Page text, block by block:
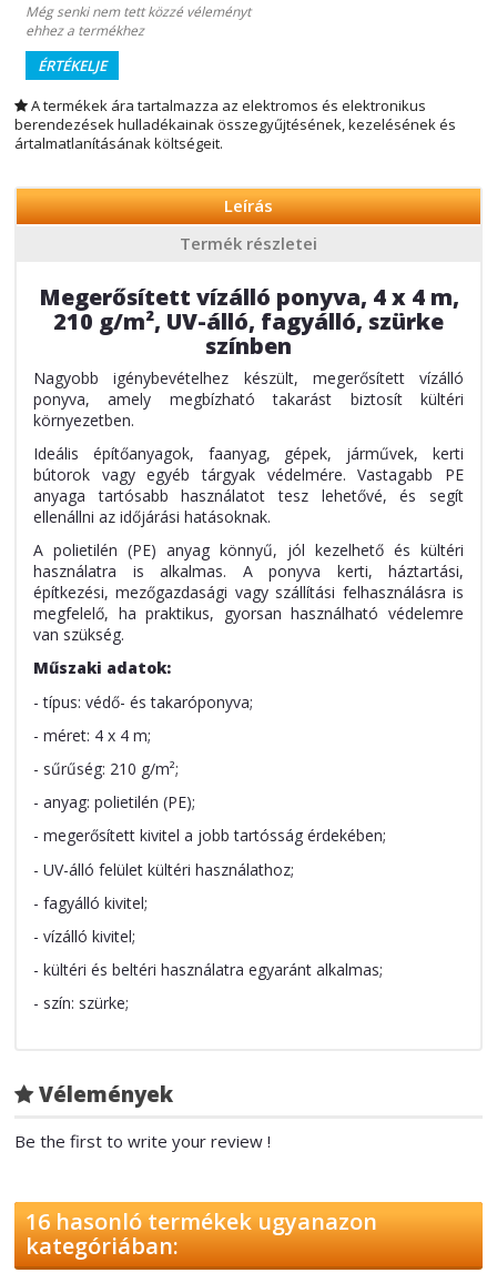
Még senki nem tett közzé véleményt
ehhez a termékhez
ÉRTÉKELJE
A termékek ára tartalmazza az elektromos és elektronikus
berendezések hulladékainak összegyűjtésének, kezelésének és
ártalmatlanításának költségeit.
Leírás
Termék részletei
Megerősített vízálló ponyva, 4 x 4 m,
210 g/m², UV-álló, fagyálló, szürke
színben
Nagyobb igénybevételhez készült, megerősített vízálló
ponyva, amely megbízható takarást biztosít kültéri
környezetben.
Ideális építőanyagok, faanyag, gépek, járművek, kerti
bútorok vagy egyéb tárgyak védelmére. Vastagabb PE
anyaga tartósabb használatot tesz lehetővé, és segít
ellenállni az időjárási hatásoknak.
A polietilén (PE) anyag könnyű, jól kezelhető és kültéri
használatra is alkalmas. A ponyva kerti, háztartási,
építkezési, mezőgazdasági vagy szállítási felhasználásra is
megfelelő, ha praktikus, gyorsan használható védelemre
van szükség.
Műszaki adatok:
- típus: védő- és takaróponyva;
- méret: 4 x 4 m;
- sűrűség: 210 g/m²;
- anyag: polietilén (PE);
- megerősített kivitel a jobb tartósság érdekében;
- UV-álló felület kültéri használathoz;
- fagyálló kivitel;
- vízálló kivitel;
- kültéri és beltéri használatra egyaránt alkalmas;
- szín: szürke;
Vélemények
Be the first to write your review !
16 hasonló termékek ugyanazon
kategóriában: